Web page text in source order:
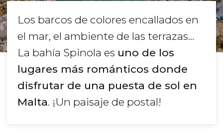
Los barcos de colores encallados en
el mar, el ambiente de las terrazas…
La bahía Spinola es uno de los
lugares más románticos donde
disfrutar de una puesta de sol en
Malta. ¡Un paisaje de postal!